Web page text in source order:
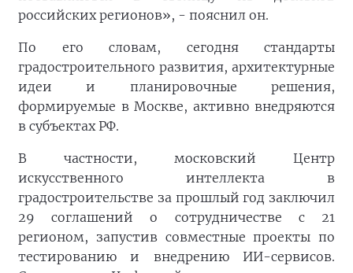
российских регионов», - пояснил он.
По его словам, сегодня стандарты
градостроительного развития, архитектурные
идеи и планировочные решения,
формируемые в Москве, активно внедряются
в субъектах РФ.
В частности, московский Центр
искусственного интеллекта в
градостроительстве за прошлый год заключил
29 соглашений о сотрудничестве с 21
регионом, запустив совместные проекты по
тестированию и внедрению ИИ-сервисов.